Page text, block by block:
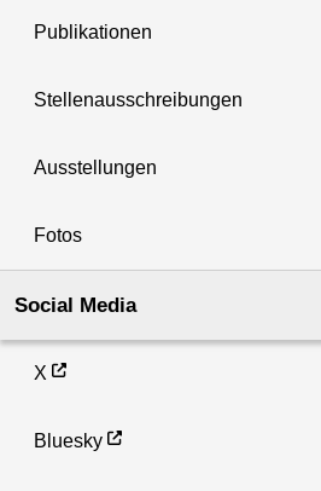
Publikationen
Stellenausschreibungen
Ausstellungen
Fotos
Social Media
X
Bluesky